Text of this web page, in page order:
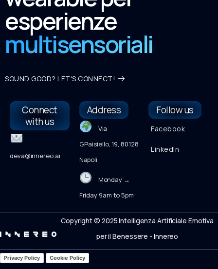
esperienze
multisensoriali
SOUND GOOD? LET'S CONNECT!
Connect
with us
deva@innereo.ai
Address
Via
G.Paisiello, 19, 80128
Napoli
Monday →
Friday 9am to 5pm
Follow us
Facebook
LinkedIn
Copyright © 2025 Intelligenza Artificiale Emotiva
per il Benessere - Innereo
Privacy Policy Cookie Policy